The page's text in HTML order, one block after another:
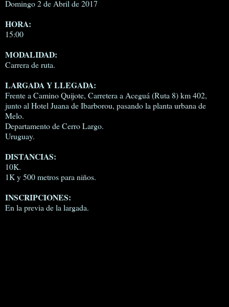
Domingo 2 de Abril de 2017
HORA:
15:00
MODALIDAD:
Carrera de ruta.
LARGADA Y LLEGADA:
Frente a Camino Quijote, Carretera a Aceguá (Ruta 8) km 402,
junto al Hotel Juana de Ibarborou, pasando la planta urbana de
Melo.
Departamento de Cerro Largo.
Uruguay.
DISTANCIAS:
10K.
1K y 500 metros para niños.
INSCRIPCIONES:
En la previa de la largada.